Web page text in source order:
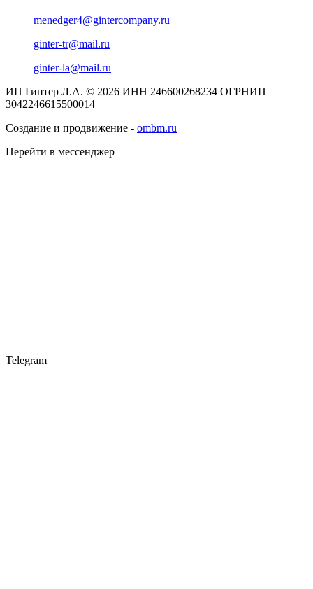
menedger4@gintercompany.ru
ginter-tr@mail.ru
ginter-la@mail.ru
ИП Гинтер Л.А. © 2026 ИНН 246600268234 ОГРНИП
3042246615500014
Создание и продвижение - ombm.ru
Перейти в мессенджер
Telegram